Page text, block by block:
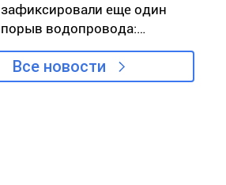
зафиксировали еще один
порыв водопровода:
подтопило земельные
участки
Все новости